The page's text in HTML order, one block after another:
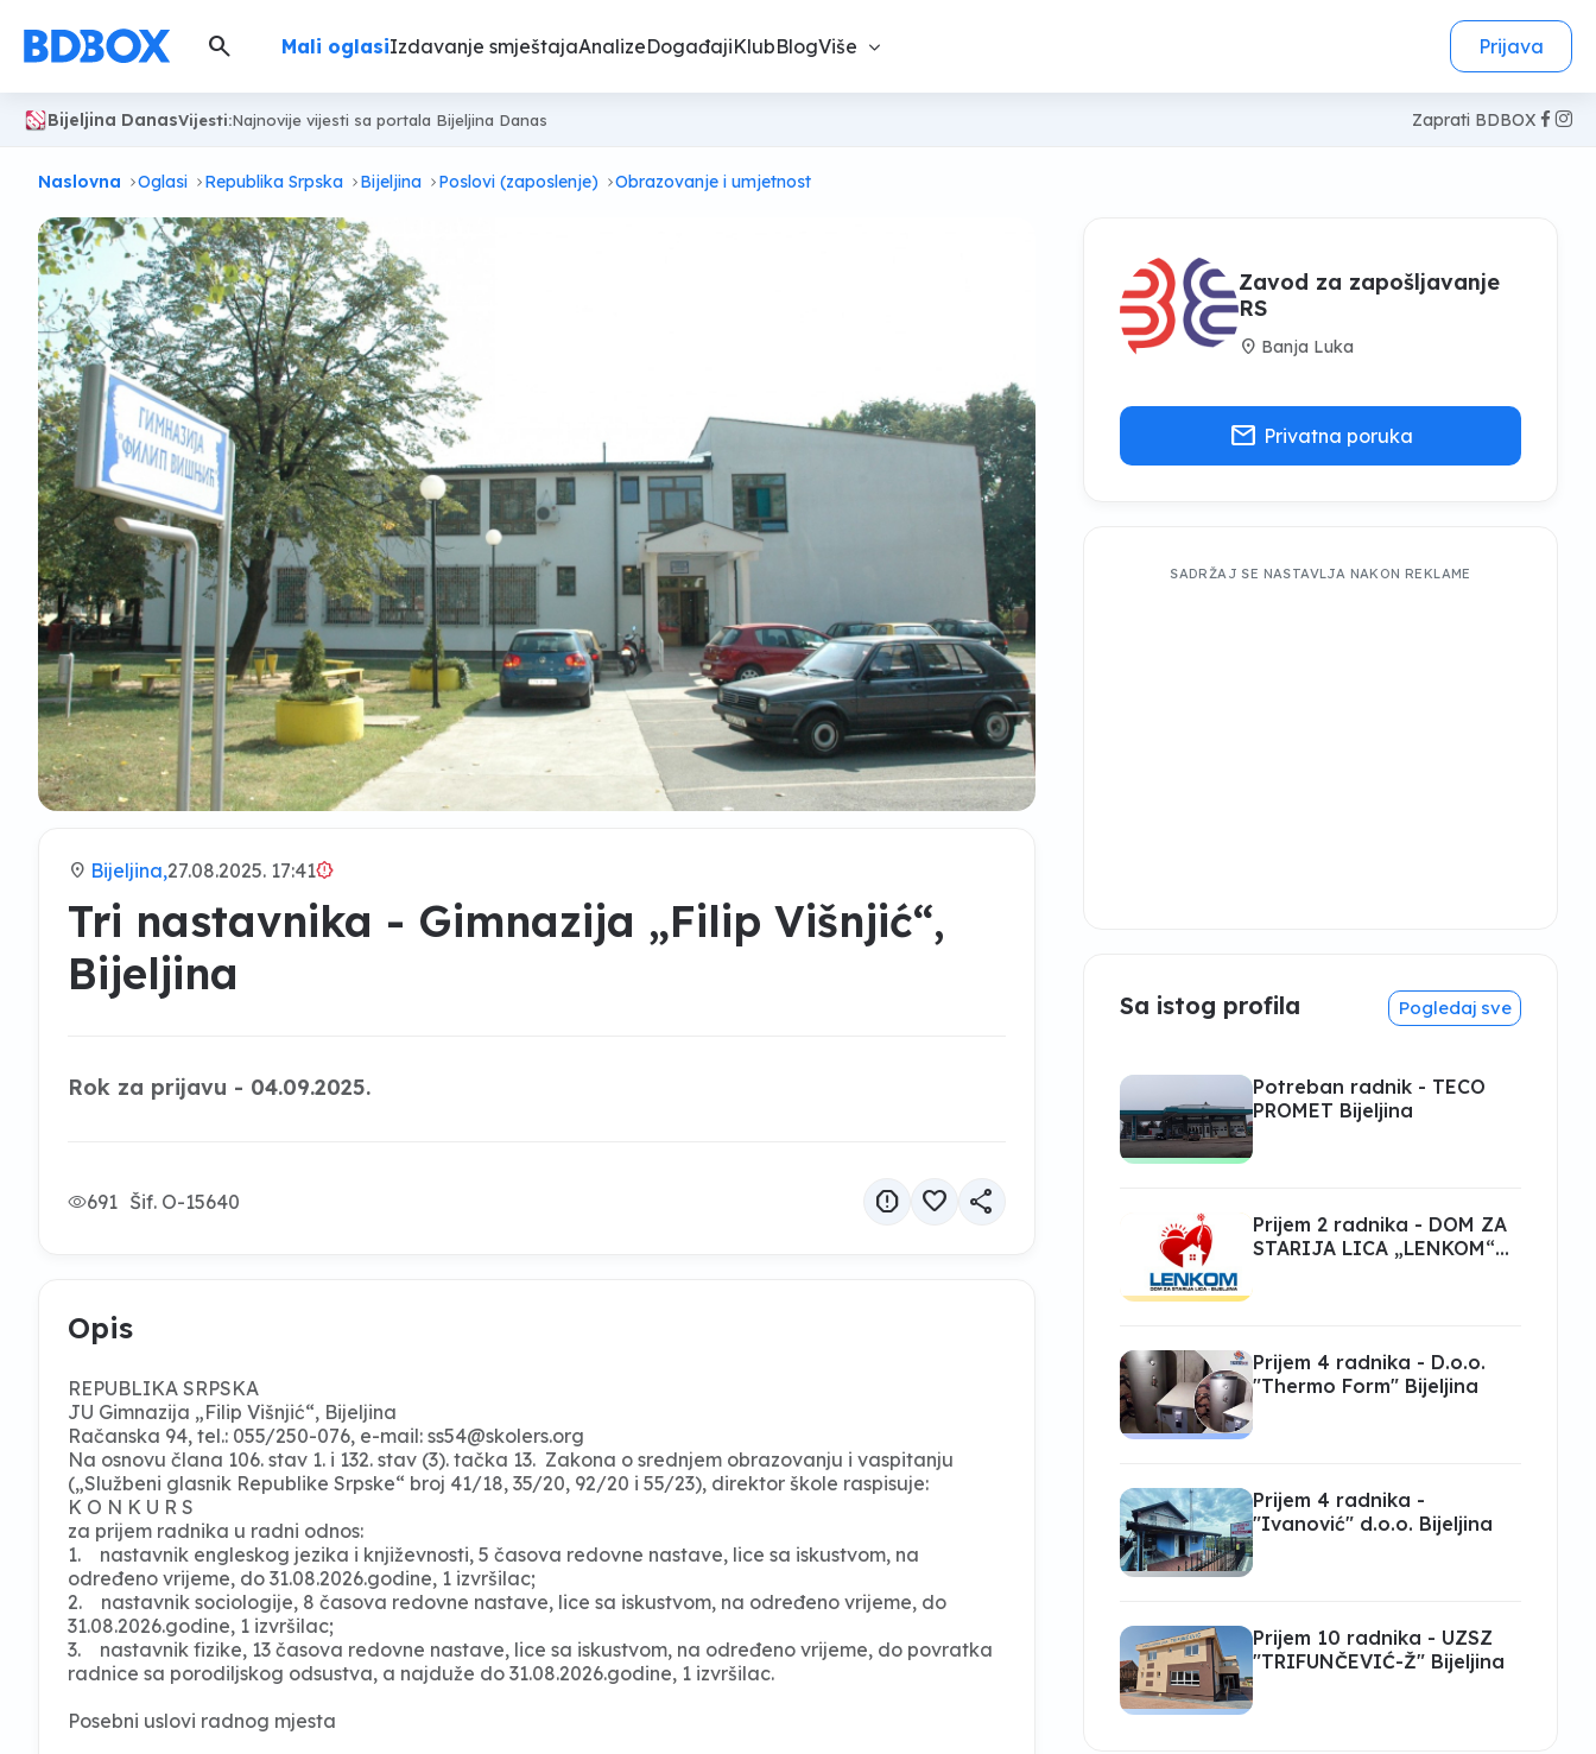
search Mali oglasiIzdavanje smještajaAnalizeDogađajiKlubBlogViše Prijava
Bijeljina DanasVijesti:Najnovije vijesti sa portala Bijeljina Danas Zaprati BDBOX
Naslovna Oglasi Republika Srpska Bijeljina Poslovi (zaposlenje) Obrazovanje i umjetnost
location_on Bijeljina,27.08.2025. 17:41brightness_alert
Tri nastavnika - Gimnazija „Filip Višnjić“,
Bijeljina
Rok za prijavu - 04.09.2025.
691 Šif. O-15640 report favorite share
Opis
REPUBLIKA SRPSKA
JU Gimnazija „Filip Višnjić“, Bijeljina
Račanska 94, tel.: 055/250-076, e-mail: ss54@skolers.org
Na osnovu člana 106. stav 1. i 132. stav (3). tačka 13. Zakona o srednjem obrazovanju i vaspitanju
(„Službeni glasnik Republike Srpske“ broj 41/18, 35/20, 92/20 i 55/23), direktor škole raspisuje:
K O N K U R S
za prijem radnika u radni odnos:
1. nastavnik engleskog jezika i književnosti, 5 časova redovne nastave, lice sa iskustvom, na
određeno vrijeme, do 31.08.2026.godine, 1 izvršilac;
2. nastavnik sociologije, 8 časova redovne nastave, lice sa iskustvom, na određeno vrijeme, do
31.08.2026.godine, 1 izvršilac;
3. nastavnik fizike, 13 časova redovne nastave, lice sa iskustvom, na određeno vrijeme, do povratka
radnice sa porodiljskog odsustva, a najduže do 31.08.2026.godine, 1 izvršilac.
Posebni uslovi radnog mjesta
Zavod za zapošljavanje
RS
location_on Banja Luka
mail Privatna poruka
SADRŽAJ SE NASTAVLJA NAKON REKLAME
Sa istog profila Pogledaj sve
Potreban radnik - TECO
PROMET Bijeljina
Prijem 2 radnika - DOM ZA
STARIJA LICA „LENKOM“
Prijem 4 radnika - D.o.o.
"Thermo Form" Bijeljina
Prijem 4 radnika -
"Ivanović" d.o.o. Bijeljina
Prijem 10 radnika - UZSZ
"TRIFUNČEVIĆ-Ž" Bijeljina